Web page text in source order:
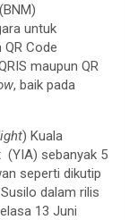
untuk
Code
maupun QR
, baik pada
) Kuala
(YIA) sebanyak 5
seperti dikutip
dalam rilis
13 Juni